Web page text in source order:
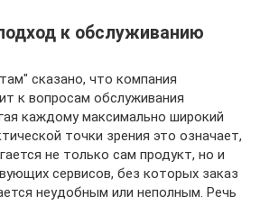
к обслуживанию
сказано, что компания
к вопросам обслуживания
каждому максимально широкий
точки зрения это означает,
не только сам продукт, но и
сервисов, без которых заказ
неудобным или неполным. Речь